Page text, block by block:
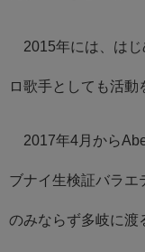
2015年には、はじ
ロ歌手としても活動
2017年4月から
ブナイ生検証バラエ
のみならず多岐に渡